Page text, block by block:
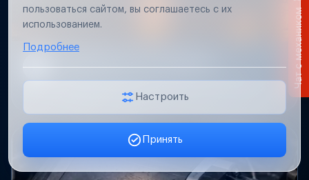
Проверим проводку и разъемы, восстановим
освещение прицепа.
пользоваться сайтом, вы соглашаетесь с их
использованием.
Подробнее
Настроить
Принять
Заявка онлайн
Чат с механиком